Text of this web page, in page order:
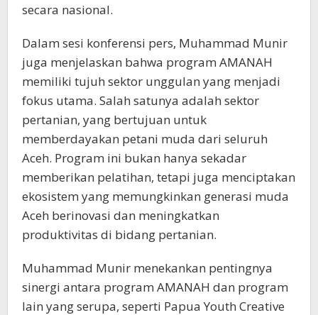
secara nasional.
Dalam sesi konferensi pers, Muhammad Munir
juga menjelaskan bahwa program AMANAH
memiliki tujuh sektor unggulan yang menjadi
fokus utama. Salah satunya adalah sektor
pertanian, yang bertujuan untuk
memberdayakan petani muda dari seluruh
Aceh. Program ini bukan hanya sekadar
memberikan pelatihan, tetapi juga menciptakan
ekosistem yang memungkinkan generasi muda
Aceh berinovasi dan meningkatkan
produktivitas di bidang pertanian.
Muhammad Munir menekankan pentingnya
sinergi antara program AMANAH dan program
lain yang serupa, seperti Papua Youth Creative